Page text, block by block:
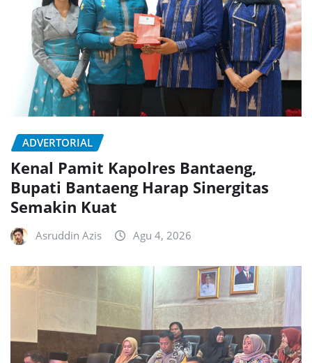
ADVERTORIAL
Kenal Pamit Kapolres Bantaeng,
Bupati Bantaeng Harap Sinergitas
Semakin Kuat
Asruddin Azis Agu 4, 2026